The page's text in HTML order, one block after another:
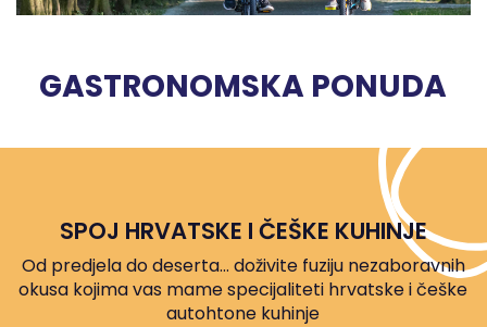
GASTRONOMSKA PONUDA
SPOJ HRVATSKE I ČEŠKE KUHINJE
Od predjela do deserta… doživite fuziju nezaboravnih
okusa kojima vas mame specijaliteti hrvatske i češke
autohtone kuhinje